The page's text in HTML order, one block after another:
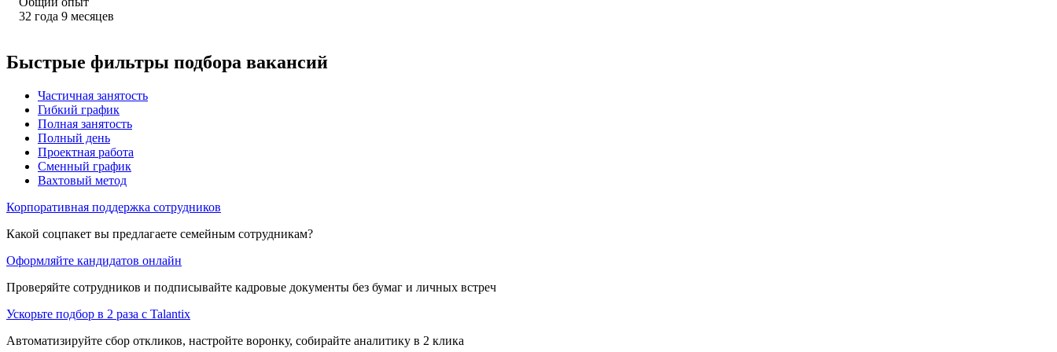
32 года 9 месяцев
Быстрые фильтры подбора вакансий
Частичная занятость
Гибкий график
Полная занятость
Полный день
Проектная работа
Сменный график
Вахтовый метод
Корпоративная поддержка сотрудников
Какой соцпакет вы предлагаете семейным сотрудникам?
Оформляйте кандидатов онлайн
Проверяйте сотрудников и подписывайте кадровые документы без бумаг и личных встреч
Ускорьте подбор в 2 раза с Talantix
Автоматизируйте сбор откликов, настройте воронку, собирайте аналитику в 2 клика